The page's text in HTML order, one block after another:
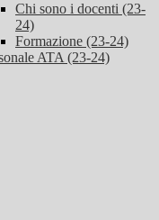
Chi sono i docenti (23-
24)
Formazione (23-24)
ATA (23-24)